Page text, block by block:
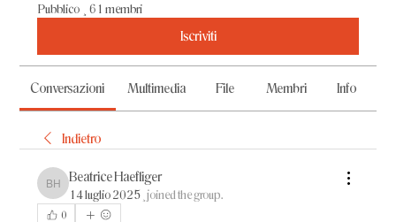
Pubblico 61 membri
Iscriviti
Conversazioni Multimedia File Membri Info
Indietro
Beatrice Haefliger
Beatrice Haefliger
14 luglio 2025 ·joined the group.
0